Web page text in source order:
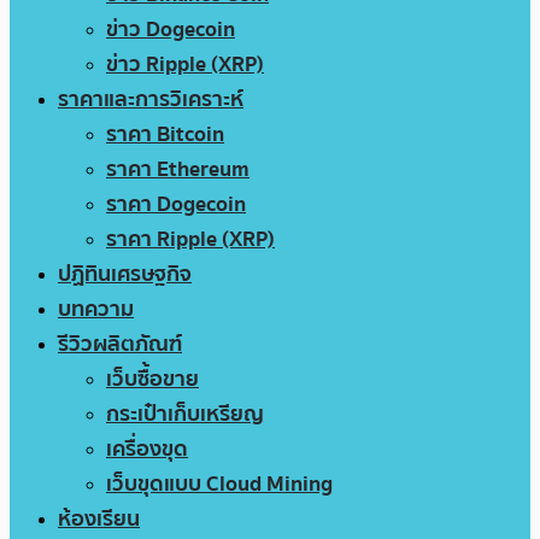
ข่าว Dogecoin
ข่าว Ripple (XRP)
ราคาและการวิเคราะห์
ราคา Bitcoin
ราคา Ethereum
ราคา Dogecoin
ราคา Ripple (XRP)
ปฏิทินเศรษฐกิจ
บทความ
รีวิวผลิตภัณฑ์
เว็บซื้อขาย
กระเป๋าเก็บเหรียญ
เครื่องขุด
เว็บขุดแบบ Cloud Mining
ห้องเรียน